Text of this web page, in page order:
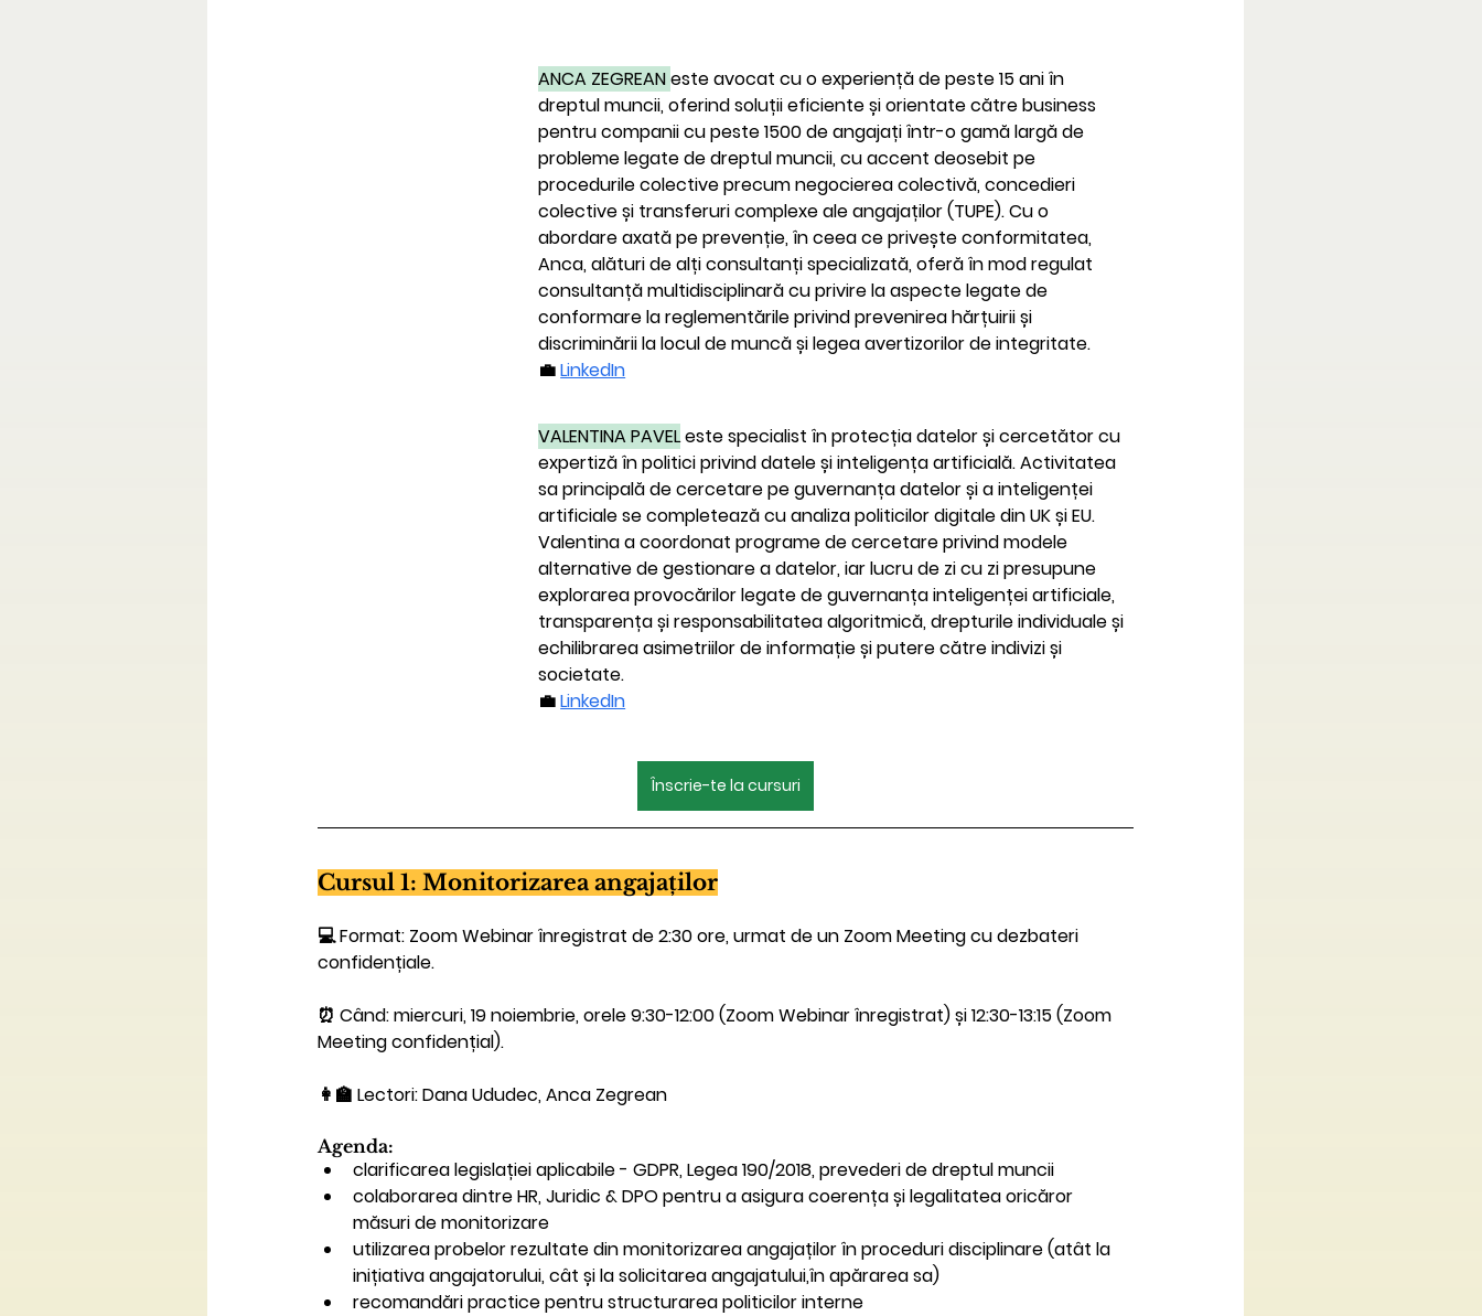
ANCA ZEGREAN este avocat cu o experiență de peste 15 ani în
dreptul muncii, oferind soluții eficiente și orientate către business
pentru companii cu peste 1500 de angajați într-o gamă largă de
probleme legate de dreptul muncii, cu accent deosebit pe
procedurile colective precum negocierea colectivă, concedieri
colective și transferuri complexe ale angajaților (TUPE). Cu o
abordare axată pe prevenție, în ceea ce privește conformitatea,
Anca, alături de alți consultanți specializată, oferă în mod regulat
consultanță multidisciplinară cu privire la aspecte legate de
conformare la reglementările privind prevenirea hărțuirii și
discriminării la locul de muncă și legea avertizorilor de integritate.
💼 LinkedIn
VALENTINA PAVEL este specialist în protecția datelor și cercetător cu
expertiză în politici privind datele și inteligența artificială. Activitatea
sa principală de cercetare pe guvernanța datelor și a inteligenței
artificiale se completează cu analiza politicilor digitale din UK și EU.
Valentina a coordonat programe de cercetare privind modele
alternative de gestionare a datelor, iar lucru de zi cu zi presupune
explorarea provocărilor legate de guvernanța inteligenței artificiale,
transparența și responsabilitatea algoritmică, drepturile individuale și
echilibrarea asimetriilor de informație și putere către indivizi și
societate.
💼 LinkedIn
Înscrie-te la cursuri
Cursul 1: Monitorizarea angajaților
💻 Format: Zoom Webinar înregistrat de 2:30 ore, urmat de un Zoom Meeting cu dezbateri
confidențiale.
⏰ Când: miercuri, 19 noiembrie, orele 9:30-12:00 (Zoom Webinar înregistrat) și 12:30-13:15 (Zoom
Meeting confidențial).
👩‍🏫 Lectori: Dana Ududec, Anca Zegrean
Agenda:
clarificarea legislației aplicabile - GDPR, Legea 190/2018, prevederi de dreptul muncii
colaborarea dintre HR, Juridic & DPO pentru a asigura coerența și legalitatea oricăror
măsuri de monitorizare
utilizarea probelor rezultate din monitorizarea angajaților în proceduri disciplinare (atât la
inițiativa angajatorului, cât și la solicitarea angajatului,în apărarea sa)
recomandări practice pentru structurarea politicilor interne